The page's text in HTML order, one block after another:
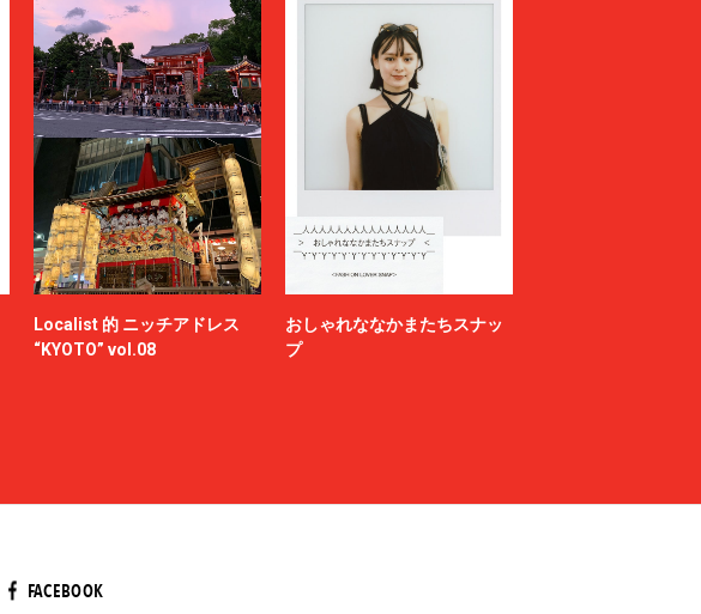
Localist 的 ニッチアドレス
“KYOTO” vol.08
おしゃれななかまたちスナッ
プ
FACEBOOK